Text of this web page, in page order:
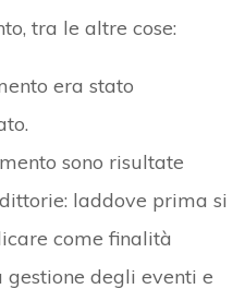
tra le altre cose:
era stato
sono risultate
laddove prima si
come finalità
gestione degli eventi e